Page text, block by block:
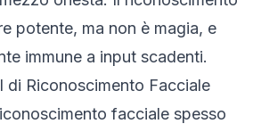
potente, ma non è magia, e
immune a input scadenti.
di Riconoscimento Facciale
facciale spesso